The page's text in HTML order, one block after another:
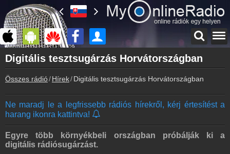
Főoldal
myonlineradio.hu
Bejelentkezés
Kapcsolat
Írj nekünk!
Partnerek
Rádiós partnerek
Digitális tesztsugárzás Horvátországban
Összes rádió Hírek Digitális tesztsugárzás Horvátországban
Ne maradj le a legfrissebb rádiós hírekről, kérj értesítést a
harang ikonra kattintva!
Egyre több környékbeli országban próbálják ki a
digitális rádiósugárzást.